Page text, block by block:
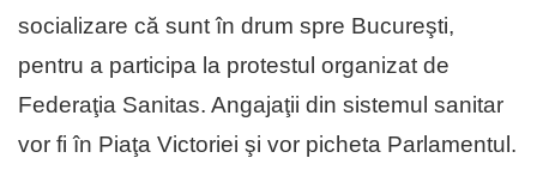
socializare că sunt în drum spre Bucureşti,
pentru a participa la protestul organizat de
Federaţia Sanitas. Angajaţii din sistemul sanitar
vor fi în Piaţa Victoriei şi vor picheta Parlamentul.